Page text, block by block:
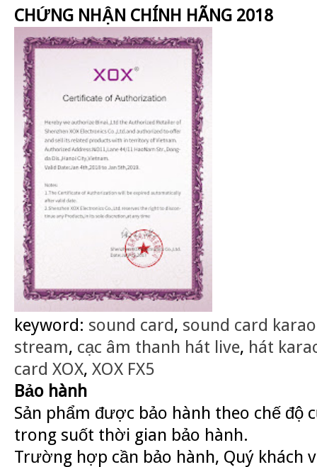
CHỨNG NHẬN CHÍNH HÃNG 2018
keyword: sound card, sound card
stream, cạc âm thanh hát live, hát
card XOX, XOX FX5
Bảo hành
Sản phẩm được bảo hành theo chế độ
trong suốt thời gian bảo hành.
Trường hợp cần bảo hành, Quý khách